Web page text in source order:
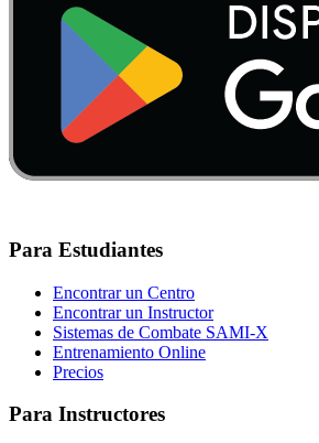
Para Estudiantes
Encontrar un Centro
Encontrar un Instructor
Sistemas de Combate SAMI-X
Entrenamiento Online
Precios
Para Instructores